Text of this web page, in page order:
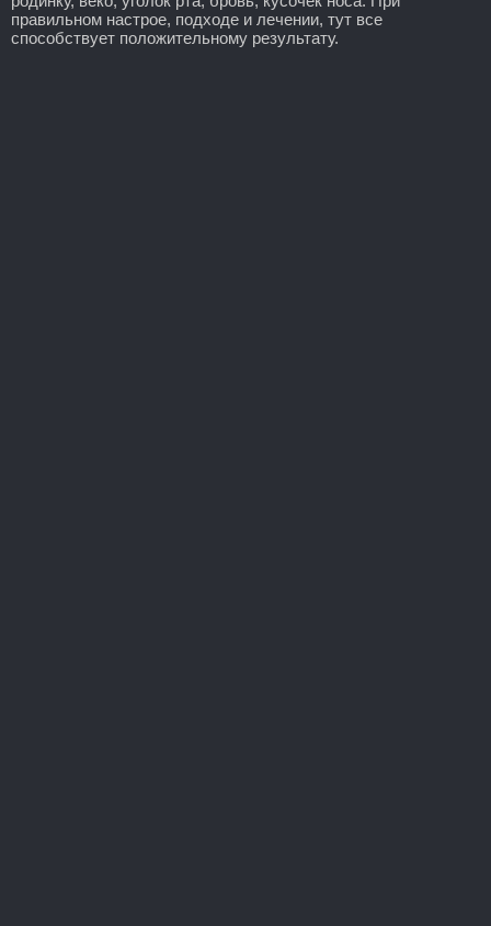
правильном настрое, подходе и лечении, тут все
способствует положительному результату.